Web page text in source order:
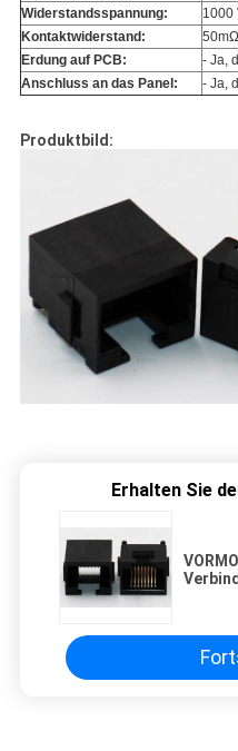
Widerstandsspannung:
1000
Kontaktwiderstand:
Erdung auf PCB:
- Ja,
Anschluss an das Panel:
- Ja,
Produktbild:
Erhalten Sie